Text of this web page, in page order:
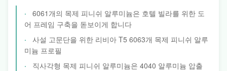
6061개의 목제 피니쉬 알루미늄은 호텔 빌라를 위한 도
어 프레임 구축을 돋보이게 합니다
사설 고문단을 위한 리비아 T5 6063개 목제 피니쉬 알루
미늄 프로필
직사각형 목제 피니쉬 알루미늄은 4040 알루미늄 압출